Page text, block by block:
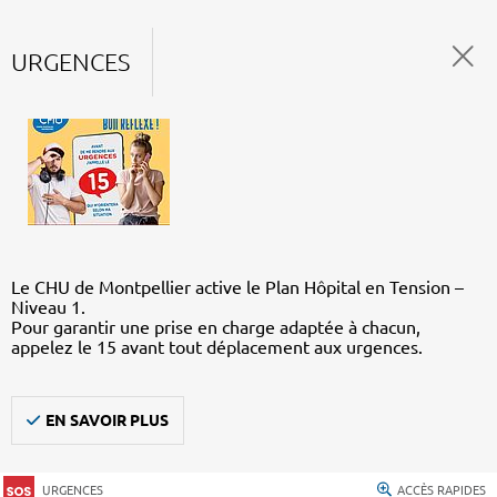
URGENCES
Le CHU de Montpellier active le Plan Hôpital en Tension –
Niveau 1.
Pour garantir une prise en charge adaptée à chacun,
appelez le 15 avant tout déplacement aux urgences.
EN SAVOIR PLUS
URGENCES ACCÈS RAPIDES